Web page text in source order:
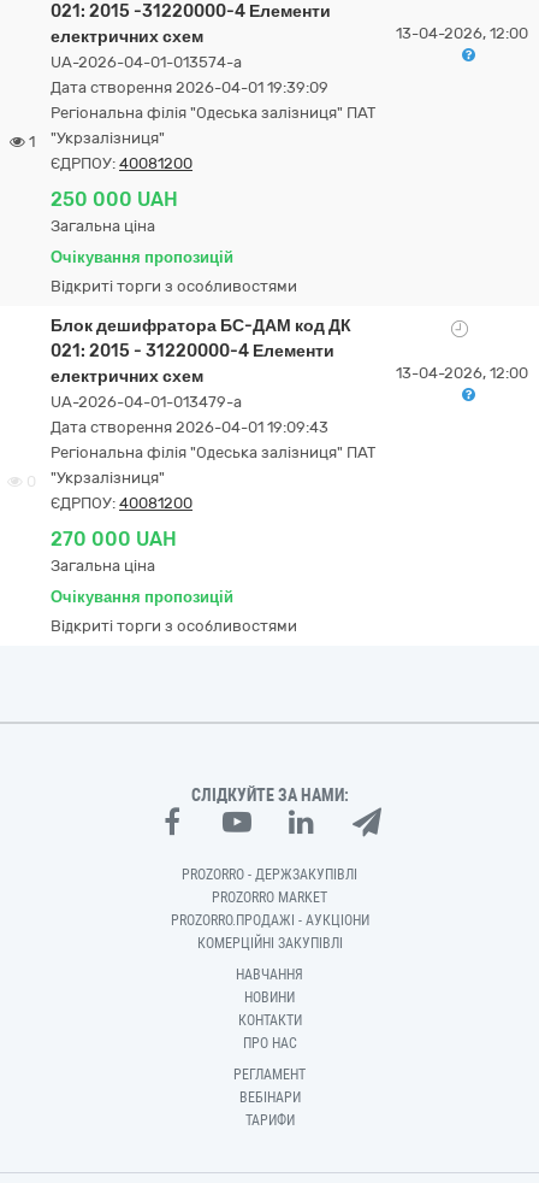
1
021: 2015 -31220000-4 Елементи
електричних схем
UA-2026-04-01-013574-a
Дата створення 2026-04-01 19:39:09
Регіональна філія "Одеська залізниця" ПАТ
"Укрзалізниця"
ЄДРПОУ: 40081200
250 000 UAH
Загальна ціна
Очікування пропозицій
Відкриті торги з особливостями
13-04-2026, 12:00
0
Блок дешифратора БС-ДАМ код ДК
021: 2015 - 31220000-4 Елементи
електричних схем
UA-2026-04-01-013479-a
Дата створення 2026-04-01 19:09:43
Регіональна філія "Одеська залізниця" ПАТ
"Укрзалізниця"
ЄДРПОУ: 40081200
270 000 UAH
Загальна ціна
Очікування пропозицій
Відкриті торги з особливостями
13-04-2026, 12:00
СЛІДКУЙТЕ ЗА НАМИ:
PROZORRO - ДЕРЖЗАКУПІВЛІ
PROZORRO MARKET
PROZORRO.ПРОДАЖІ - АУКЦІОНИ
КОМЕРЦІЙНІ ЗАКУПІВЛІ
НАВЧАННЯ
НОВИНИ
КОНТАКТИ
ПРО НАС
РЕГЛАМЕНТ
ВЕБІНАРИ
ТАРИФИ